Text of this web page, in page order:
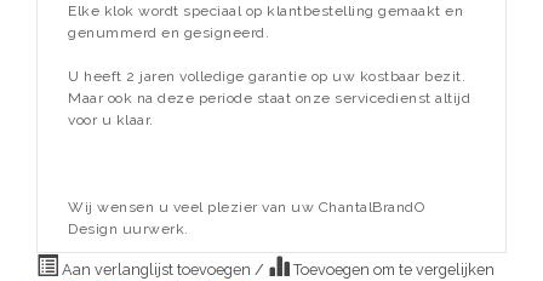
Elke klok wordt speciaal op klantbestelling gemaakt en
genummerd en gesigneerd.
U heeft 2 jaren volledige garantie op uw kostbaar bezit.
Maar ook na deze periode staat onze servicedienst altijd
voor u klaar.
Wij wensen u veel plezier van uw ChantalBrandO
Design uurwerk.
Aan verlanglijst toevoegen / Toevoegen om te vergelijken